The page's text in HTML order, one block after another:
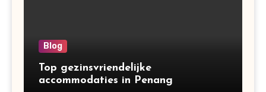
Blog
Top gezinsvriendelijke
accommodaties in Penang